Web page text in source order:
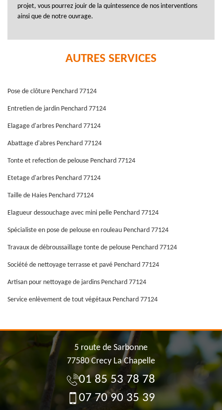
projet, vous pourrez jouir de la quintessence de nos interventions
ainsi que de notre ouvrage.
AUTRES SERVICES
Pose de clôture Penchard 77124
Entretien de jardin Penchard 77124
Elagage d'arbres Penchard 77124
Abattage d'abres Penchard 77124
Tonte et refection de pelouse Penchard 77124
Etetage d'arbres Penchard 77124
Taille de Haies Penchard 77124
Elagueur dessouchage avec mini pelle Penchard 77124
Spécialiste en pose de pelouse en rouleau Penchard 77124
Travaux de débroussaillage tonte de pelouse Penchard 77124
Société de nettoyage terrasse et pavé Penchard 77124
Artisan pour nettoyage de jardins Penchard 77124
Service enlèvement de tout végétaux Penchard 77124
5 route de Sarbonne
77580 Crecy La Chapelle
01 85 53 78 78
07 70 90 35 39